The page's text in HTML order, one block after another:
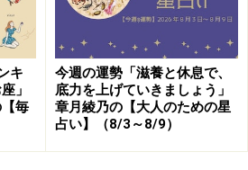
羊座（12月22日～1月19日
心を持てば運気は安定するはず。
キ
」
毎
今週の運勢「滋養と休息で、
底力を上げていきましょう」
章月綾乃の【大人のための星
占い】（8/3～8/9）